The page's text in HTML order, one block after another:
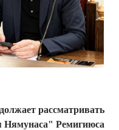
рассматривать
Нямунаса" Ремигиюса